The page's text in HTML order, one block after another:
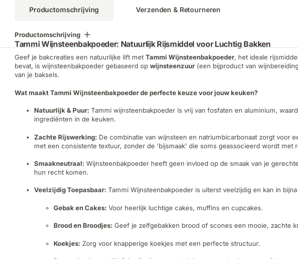
Productomschrijving Verzenden & Retourneren
Productomschrijving
Tammi Wijnsteenbakpoeder: Natuurlijk Rijsmiddel voor Luchtig Bakken
Geef je bakcreaties een natuurlijke lift met Tammi Wijnsteenbakpoeder, het ideale
bevat, is wijnsteenbakpoeder gebaseerd op wijnsteenzuur(een bijproduct van
van je baksels.
Wat maakt Tammi Wijnsteenbakpoeder de perfecte keuze voor jouw keuken?
Natuurlijk & Puur: Tammi wijnsteenbakpoeder is vrij van fosfaten en aluminium,
ingrediënten in de keuken.
Zachte Rijswerking: De combinatie van wijnsteen en natriumbicarbonaat zorgt voor
met een consistente textuur, zonder de 'bijsmaak' die soms geassocieerd wordt met
Smaakneutraal: Wijnsteenbakpoeder heeft geen invloed op de smaak van je
hun recht komen.
Veelzijdig Toepasbaar: Tammi Wijnsteenbakpoeder is uiterst veelzijdig en kan in
Gebak en Cakes: Voor heerlijk luchtige cakes, muffins en cupcakes.
Brood en Broodjes: Geef je zelfgebakken brood of scones een mooie, zachte
Koekjes: Zorg voor knapperige koekjes met een perfecte structuur.